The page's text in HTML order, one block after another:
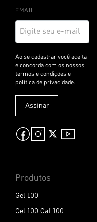
EMAIL
I
s
e
v
n
s
a
e
Assinar
Produtos
Gel 100
Gel 100 Caf 100